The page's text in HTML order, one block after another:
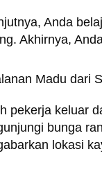
Anda
Akhirnya,
Madu dari
pekerja keluar
bunga
lokasi